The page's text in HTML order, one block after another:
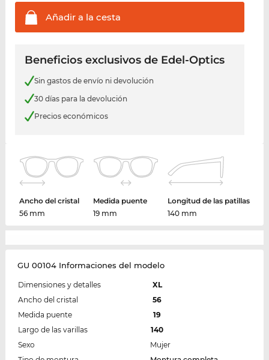
Añadir a la cesta
Beneficios exclusivos de Edel-Optics
Sin gastos de envío ni devolución
30 días para la devolución
Precios económicos
Ancho del cristal
56 mm
Medida puente
19 mm
Longitud de las patillas
140 mm
GU 00104 Informaciones del modelo
Dimensiones y detalles
XL
Ancho del cristal
56
Medida puente
19
Largo de las varillas
140
Sexo
Mujer